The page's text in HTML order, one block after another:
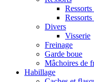
Divers
Visserie
Freinage
Garde boue
Mâchoires de
Habillage